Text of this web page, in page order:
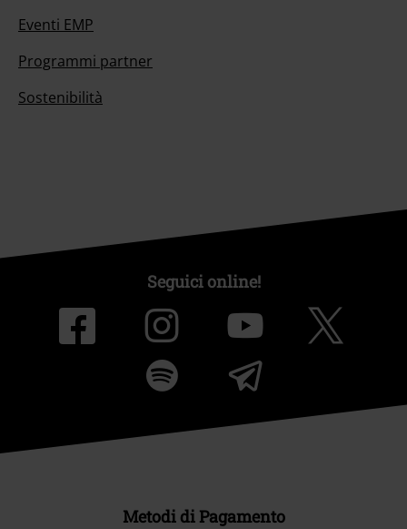
Eventi EMP
Programmi partner
Sostenibilità
Seguici online!
Metodi di Pagamento